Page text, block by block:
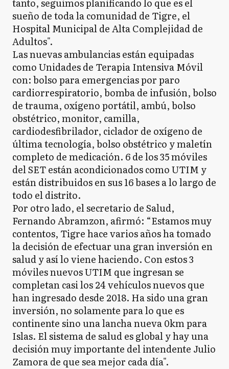
tanto, seguimos planificando lo que es el
sueño de toda la comunidad de Tigre, el
Hospital Municipal de Alta Complejidad de
Adultos".
Las nuevas ambulancias están equipadas
como Unidades de Terapia Intensiva Móvil
con: bolso para emergencias por paro
cardiorrespiratorio, bomba de infusión, bolso
de trauma, oxígeno portátil, ambú, bolso
obstétrico, monitor, camilla,
cardiodesfibrilador, ciclador de oxígeno de
última tecnología, bolso obstétrico y maletín
completo de medicación. 6 de los 35 móviles
del SET están acondicionados como UTIM y
están distribuidos en sus 16 bases a lo largo de
todo el distrito.
Por otro lado, el secretario de Salud,
Fernando Abramzon, afirmó: “Estamos muy
contentos, Tigre hace varios años ha tomado
la decisión de efectuar una gran inversión en
salud y así lo viene haciendo. Con estos 3
móviles nuevos UTIM que ingresan se
completan casi los 24 vehículos nuevos que
han ingresado desde 2018. Ha sido una gran
inversión, no solamente para lo que es
continente sino una lancha nueva 0km para
Islas. El sistema de salud es global y hay una
decisión muy importante del intendente Julio
Zamora de que sea mejor cada día".